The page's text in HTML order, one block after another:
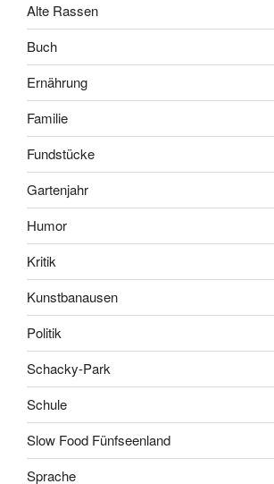
Alte Rassen
Buch
Ernährung
Familie
Fundstücke
Gartenjahr
Humor
Kritik
Kunstbanausen
Politik
Schacky-Park
Schule
Slow Food Fünfseenland
Sprache